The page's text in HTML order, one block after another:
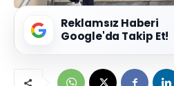
Reklamsız Haberi
Google'da Takip Et!